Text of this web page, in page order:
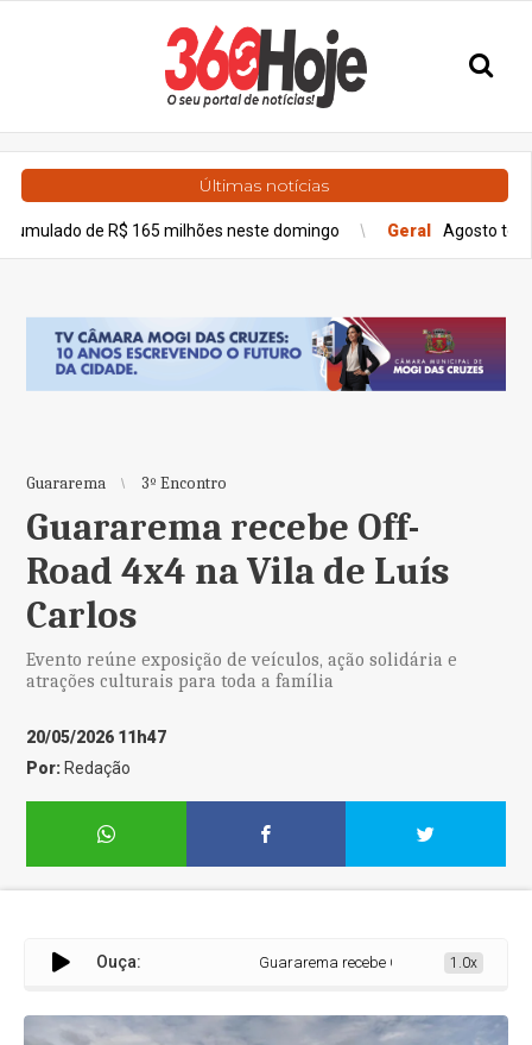
Últimas notícias
165 milhões neste domingo Geral Agosto terá dois
Guararema 3º Encontro
Guararema recebe Off-
Road 4x4 na Vila de Luís
Carlos
Evento reúne exposição de veículos, ação solidária e
atrações culturais para toda a família
20/05/2026 11h47
Por: Redação
Ouça: Guararema recebe Off-Road 4x4 na Vila
1.0x